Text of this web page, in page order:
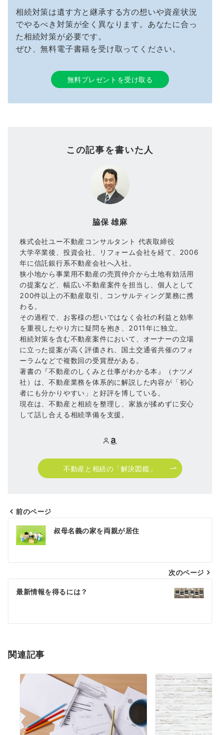
相続対策は遺す方と継承する方の想いや資産状況
でやるべき対策が全く異なります。あなたに合っ
た相続対策が必要です。
ぜひ、無料電子書籍を受け取ってください。
無料プレゼントを受け取る
この記事を書いた人
脇保 雄麻
株式会社ユー不動産コンサルタント 代表取締役
大学卒業後、投資会社、リフォーム会社を経て、2006
年に信託銀行系不動産会社へ入社。
狭小地から事業用不動産の売買仲介から土地有効活用
の提案など、幅広い不動産案件を担当し、個人として
200件以上の不動産取引、コンサルティング業務に携
わる。
その過程で、お客様の想いではなく会社の利益と効率
を重視したやり方に疑問を抱き、2011年に独立。
相続対策を含む不動産案件において、オーナーの立場
に立った提案が高く評価され、国土交通省共催のフォ
ーラムなどで複数回の受賞歴がある。
著書の『不動産のしくみと仕事がわかる本』（ナツメ
社）は、不動産業務を体系的に解説した内容が「初心
者にも分かりやすい」と好評を博している。
現在は、不動産と相続を整理し、家族が揉めずに安心
して話し合える相続準備を支援。
不動産と相続の「解決図鑑」
投
稿
ビ
ゲ
シ
ン
前のページ
叔母名義の家を両親が居住
次のページ
最新情報を得るには？
関連記事